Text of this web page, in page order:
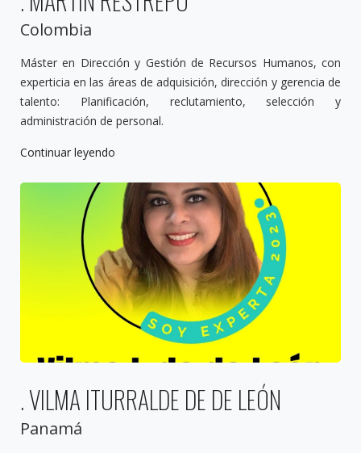
Colombia
Máster en Dirección y Gestión de Recursos Humanos, con
experticia en las áreas de adquisición, dirección y gerencia de
talento: Planificación, reclutamiento, selección y
administración de personal.
Continuar leyendo
. VILMA ITURRALDE DE DE LEÓN
Panamá